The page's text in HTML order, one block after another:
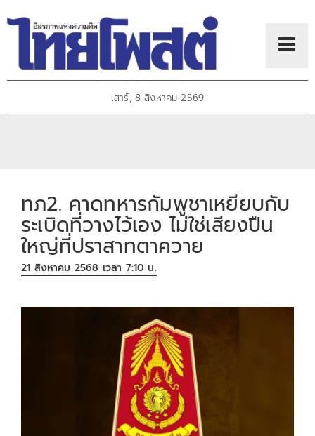
เสาร์, 8 สิงหาคม 2569
ทภ2. คาดทหารกัมพูชาเหยียบกับ
ระเบิดที่วางไว้เอง ไม่ใช่เสียงปืน
ใหญ่ที่ปราสาทตาควาย
21 สิงหาคม 2568 เวลา 7:10 น.